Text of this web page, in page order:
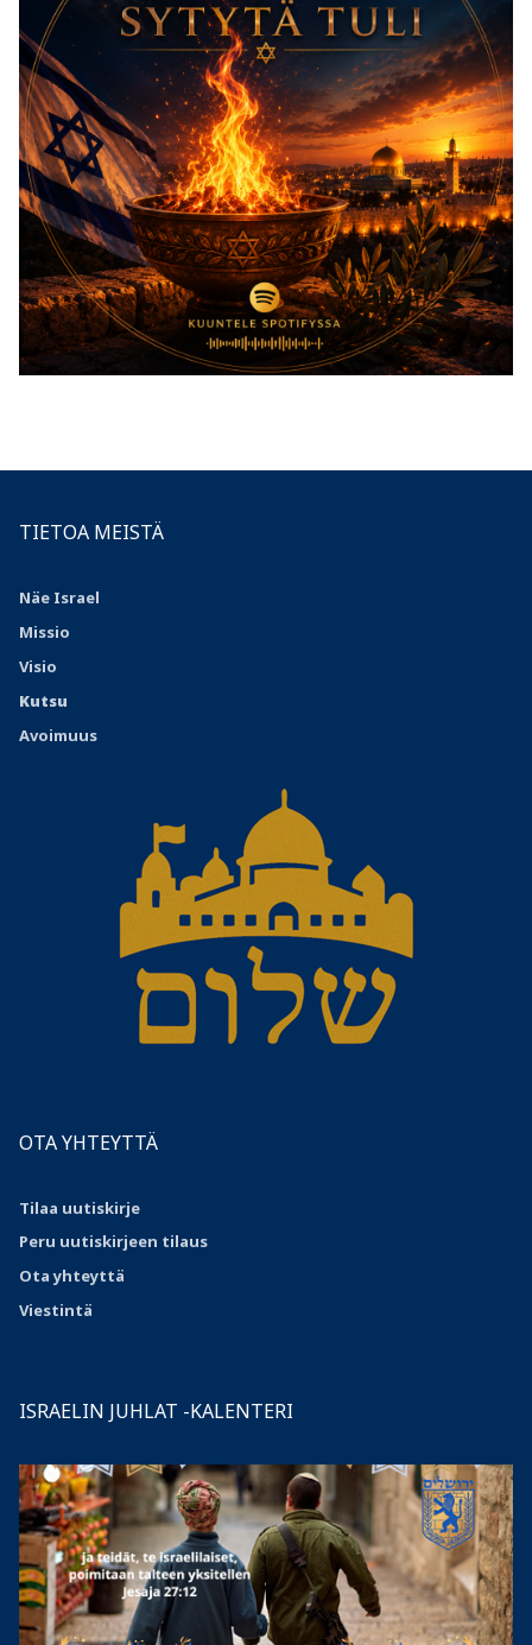
TIETOA MEISTÄ
Näe Israel
Missio
Visio
Kutsu
Avoimuus
OTA YHTEYTTÄ
Tilaa uutiskirje
Peru uutiskirjeen tilaus
Otayhteyttä
Viestintä
ISRAELIN JUHLAT -KALENTERI